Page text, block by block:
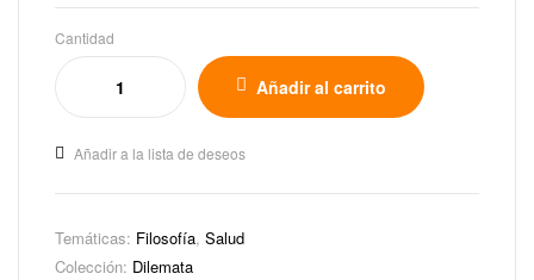
Cantidad
Añadir al carrito
Añadir a la lista de deseos
Temáticas: Filosofía, Salud
Colección: Dilemata